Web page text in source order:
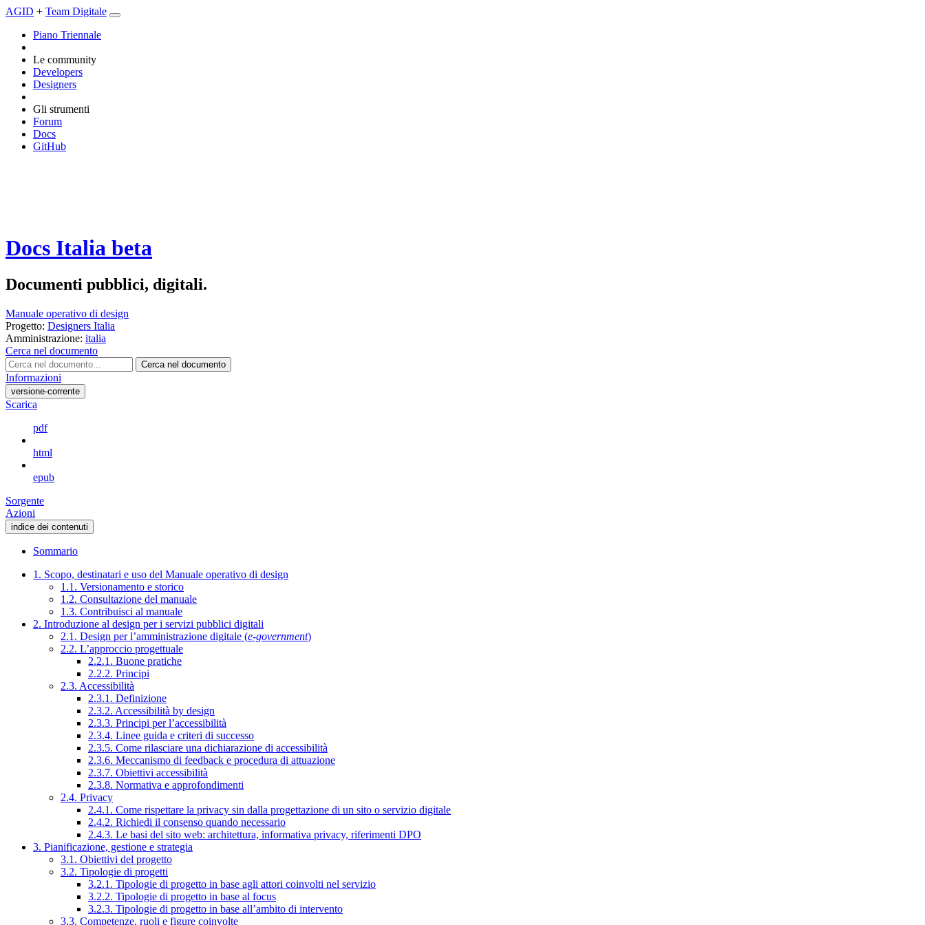
AGID + Team Digitale
Piano Triennale
Le community
Developers
Designers
Gli strumenti
Forum
Docs
GitHub
Docs Italia beta
Documenti pubblici, digitali.
Manuale operativo di design
Progetto: Designers Italia
Amministrazione: italia
Cerca nel documento
Cerca nel documento
Informazioni
versione-corrente
Scarica
pdf
html
epub
Sorgente
Azioni
indice dei contenuti
Sommario
1. Scopo, destinatari e uso del Manuale operativo di design
1.1. Versionamento e storico
1.2. Consultazione del manuale
1.3. Contribuisci al manuale
2. Introduzione al design per i servizi pubblici digitali
2.1. Design per l’amministrazione digitale (e-government)
2.2. L’approccio progettuale
2.2.1. Buone pratiche
2.2.2. Principi
2.3. Accessibilità
2.3.1. Definizione
2.3.2. Accessibilità by design
2.3.3. Principi per l’accessibilità
2.3.4. Linee guida e criteri di successo
2.3.5. Come rilasciare una dichiarazione di accessibilità
2.3.6. Meccanismo di feedback e procedura di attuazione
2.3.7. Obiettivi accessibilità
2.3.8. Normativa e approfondimenti
2.4. Privacy
2.4.1. Come rispettare la privacy sin dalla progettazione di un sito o servizio digitale
2.4.2. Richiedi il consenso quando necessario
2.4.3. Le basi del sito web: architettura, informativa privacy, riferimenti DPO
3. Pianificazione, gestione e strategia
3.1. Obiettivi del progetto
3.2. Tipologie di progetti
3.2.1. Tipologie di progetto in base agli attori coinvolti nel servizio
3.2.2. Tipologie di progetto in base al focus
3.2.3. Tipologie di progetto in base all’ambito di intervento
3.3. Competenze, ruoli e figure coinvolte